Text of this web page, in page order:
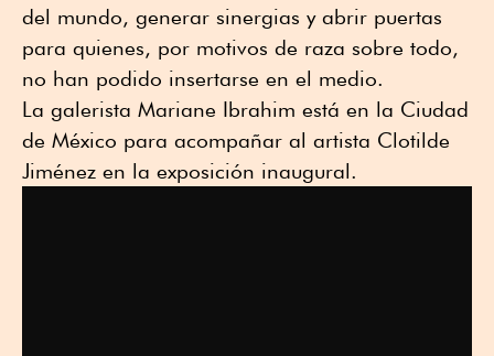
del mundo, generar sinergias y abrir puertas
para quienes, por motivos de raza sobre todo,
no han podido insertarse en el medio.
La galerista Mariane Ibrahim está en la Ciudad
de México para acompañar al artista Clotilde
Jiménez en la exposición inaugural.